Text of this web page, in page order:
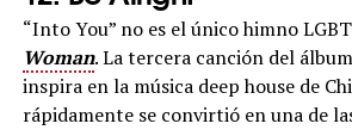
“Into You” no es el único himno
Woman. La tercera canción del
inspira en la música deep house de
rápidamente se convirtió en una de